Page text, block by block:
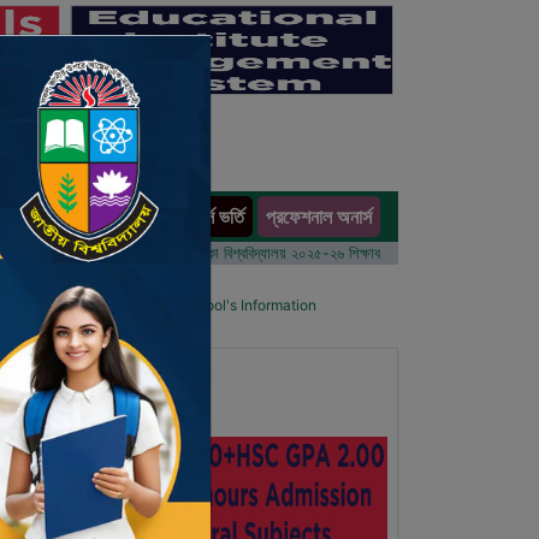
অনার্স ভর্তি প্রফেশনাল অনার্স
ভর্তি আবেদন বিজ্ঞপ্তি ঢাকা বিশ্ববিদ্যালয় ২০২৫-২৬ শিক্ষাবর্ষে আন্ডারগ্র্যাজুয়েট প্রোগ্রামে ভর্তি
List Details Primary School's Information